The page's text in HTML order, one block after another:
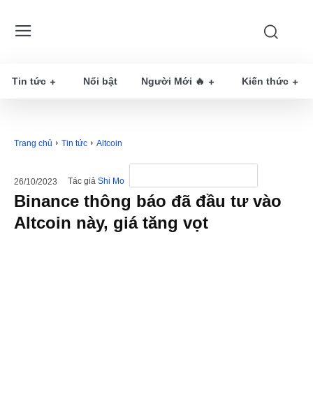
Tin tức Nổi bật Người Mới 🔥 Kiến thức
Trang chủ Tin tức Altcoin
26/10/2023 Tác giả Shi Mo
Binance thông báo đã đầu tư vào
Altcoin này, giá tăng vọt